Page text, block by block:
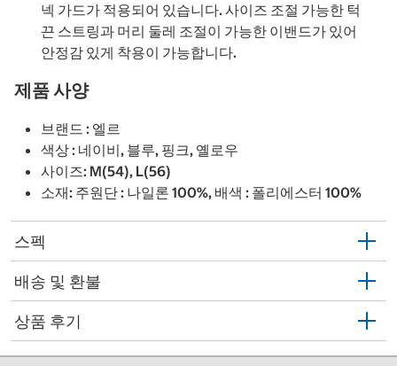
넥 가드가 적용되어 있습니다. 사이즈 조절 가능한 턱
끈 스트링과 머리 둘레 조절이 가능한 이밴드가 있어
안정감 있게 착용이 가능합니다.
제품 사양
브랜드 : 엘르
색상 : 네이비, 블루, 핑크, 옐로우
사이즈: M(54), L(56)
소재: 주원단 : 나일론 100%, 배색 : 폴리에스터 100%
스펙
배송 및 환불
상품 후기